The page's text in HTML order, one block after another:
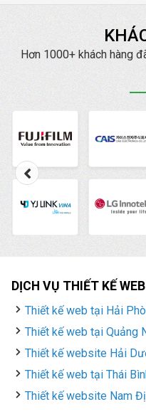
Hơn 1000+ khách hàng
DỊCH VỤ THIẾT KẾ
Thiết kế web tại Hải
Thiết kế web tại Quảng
Thiết kế website Hải
Thiết kế web tại Thái
Thiết kế website Nam